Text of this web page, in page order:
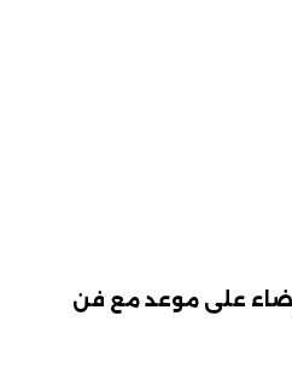
.. البيضاء على موعد مع فن